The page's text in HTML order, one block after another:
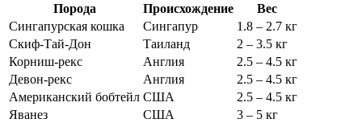
Порода Происхождение
Вес
Сингапурская кошка
Сингапур
1.8 – 2.7 кг
Скиф-Тай-Дон
Таиланд
2 – 3.5 кг
Корниш-рекс
Англия
2.5 – 4.5 кг
Девон-рекс
Англия
2.5 – 4.5 кг
Американский бобтейл США
2.5 – 4.5 кг
Яванез
США
3 – 5 кг